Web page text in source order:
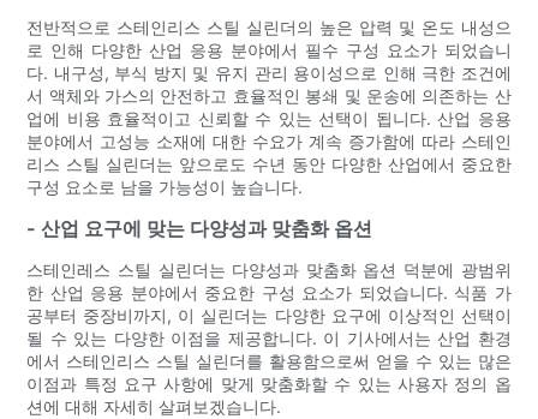
전반적으로 스테인리스 스틸 실린더의 높은 압력 및 온도 내성으
로 인해 다양한 산업 응용 분야에서 필수 구성 요소가 되었습니
다. 내구성, 부식 방지 및 유지 관리 용이성으로 인해 극한 조건에
서 액체와 가스의 안전하고 효율적인 봉쇄 및 운송에 의존하는 산
업에 비용 효율적이고 신뢰할 수 있는 선택이 됩니다. 산업 응용
분야에서 고성능 소재에 대한 수요가 계속 증가함에 따라 스테인
리스 스틸 실린더는 앞으로도 수년 동안 다양한 산업에서 중요한
구성 요소로 남을 가능성이 높습니다.
- 산업 요구에 맞는 다양성과 맞춤화 옵션
스테인레스 스틸 실린더는 다양성과 맞춤화 옵션 덕분에 광범위
한 산업 응용 분야에서 중요한 구성 요소가 되었습니다. 식품 가
공부터 중장비까지, 이 실린더는 다양한 요구에 이상적인 선택이
될 수 있는 다양한 이점을 제공합니다. 이 기사에서는 산업 환경
에서 스테인리스 스틸 실린더를 활용함으로써 얻을 수 있는 많은
이점과 특정 요구 사항에 맞게 맞춤화할 수 있는 사용자 정의 옵
션에 대해 자세히 살펴보겠습니다.